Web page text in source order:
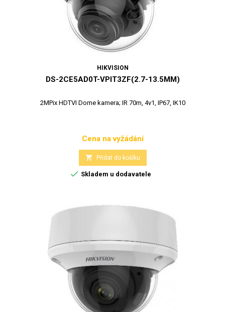
HIKVISION
DS-2CE5AD0T-VPIT3ZF(2.7-13.5MM)
2MPix HDTVI Dome kamera; IR 70m, 4v1, IP67, IK10
Cena
Cena na vyžádání
 Přidat do košíku
 Skladem u dodavatele